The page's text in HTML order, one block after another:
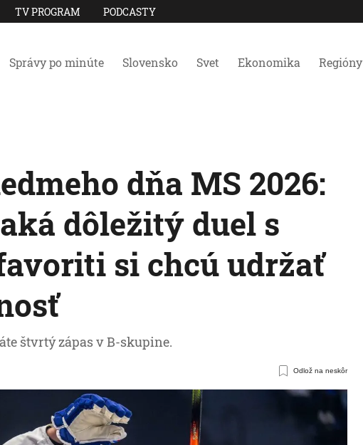
TV PROGRAM PODCASTY
Správy po minúte Slovensko Svet Ekonomika Regióny
dňa MS 2026:
dôležitý duel s
si chcú udržať
štvrtý zápas v B-skupine.
Odlož na neskôr